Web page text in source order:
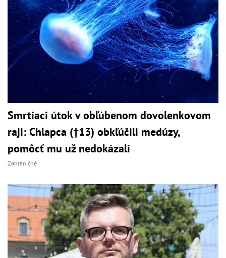
Smrtiaci útok v obľúbenom dovolenkovom
raji: Chlapca (†13) obkľúčili medúzy,
pomôcť mu už nedokázali
Zahraničné